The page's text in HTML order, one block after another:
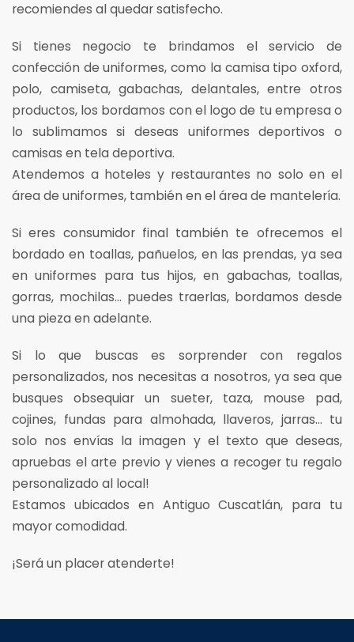
recomiendes al quedar satisfecho.
Si tienes negocio te brindamos el servicio de
confección de uniformes, como la camisa tipo oxford,
polo, camiseta, gabachas, delantales, entre otros
productos, los bordamos con el logo de tu empresa o
lo sublimamos si deseas uniformes deportivos o
camisas en tela deportiva.
Atendemos a hoteles y restaurantes no solo en el
área de uniformes, también en el área de mantelería.
Si eres consumidor final también te ofrecemos el
bordado en toallas, pañuelos, en las prendas, ya sea
en uniformes para tus hijos, en gabachas, toallas,
gorras, mochilas... puedes traerlas, bordamos desde
una pieza en adelante.
Si lo que buscas es sorprender con regalos
personalizados, nos necesitas a nosotros, ya sea que
busques obsequiar un sueter,taza, mouse pad,
cojines, fundas para almohada, llaveros, jarras... tu
solo nos envías la imagen y el texto que deseas,
apruebas el arte previo y vienes a recoger tu regalo
personalizado al local!
Estamos ubicados en Antiguo Cuscatlán, para tu
mayor comodidad.
¡Será un placer atenderte!